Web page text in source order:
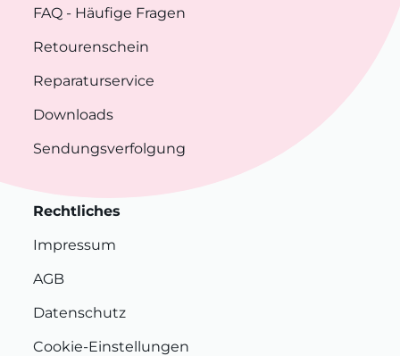
FAQ - Häufige Fragen
Retourenschein
Reparaturservice
Downloads
Sendungsverfolgung
Rechtliches
Impressum
AGB
Datenschutz
Cookie-Einstellungen